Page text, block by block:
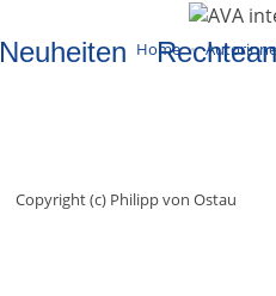
Neuheiten Home
Copyright (c) Philipp von Ostau